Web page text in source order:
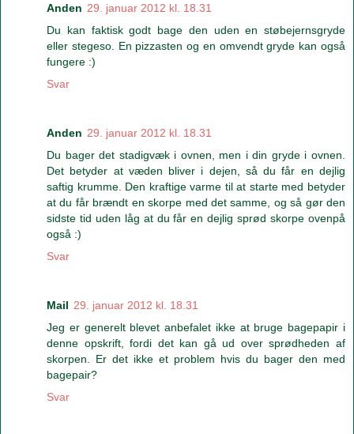
Anden 29. januar 2012 kl. 18.31
Du kan faktisk godt bage den uden en støbejernsgryde
eller stegeso. En pizzasten og en omvendt gryde kan også
fungere :)
Svar
Anden 29. januar 2012 kl. 18.31
Du bager det stadigvæk i ovnen, men i din gryde i ovnen.
Det betyder at væden bliver i dejen, så du får en dejlig
saftig krumme. Den kraftige varme til at starte med betyder
at du får brændt en skorpe med det samme, og så gør den
sidste tid uden låg at du får en dejlig sprød skorpe ovenpå
også :)
Svar
Mail 29. januar 2012 kl. 18.31
Jeg er generelt blevet anbefalet ikke at bruge bagepapir i
denne opskrift, fordi det kan gå ud over sprødheden af
skorpen. Er det ikke et problem hvis du bager den med
bagepair?
Svar